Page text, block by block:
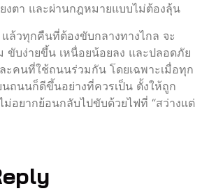
งตา และผ่านกฎหมายแบบไม่ต้องลุ้น
แล้วทุกคืนที่ต้องขับกลางทางไกล จะ
ขับง่ายขึ้น เหนื่อยน้อยลง และปลอดภัย
ะคนที่ใช้ถนนร่วมกัน โดยเฉพาะเมื่อทุก
ถนนก็ดีขึ้นอย่างที่ควรเป็น ตั้งให้ถูก
อยากย้อนกลับไปขับด้วยไฟที่ “สว่างแต่